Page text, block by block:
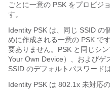
ごとに一意の PSK をプロビジ
す。
Identity PSK は、同じ SSID の
めに作成される一意の PSK で
要ありません。PSK と同じシ
Your Own Device）、およびゲ
SSID のデフォルトパスワード
Identity PSK は 802.1x 未対応